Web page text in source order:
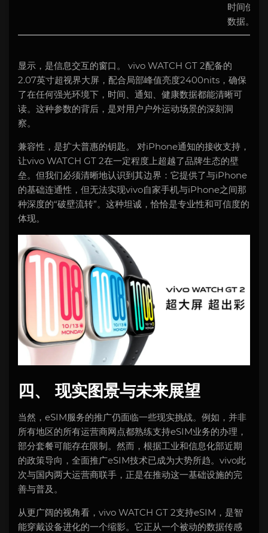
时间使用
数据。
显示，是信息交互的窗口。 vivo WATCH GT 2配备的
2.07英寸超视界大屏，配合局部峰值亮度2400nits，确保
了在任何强光环境下，时间、通知、健康数据都能清晰可
读。这种参数的背后，是对用户户外运动场景的深刻洞
察。
兼容性，是扩大普惠的钥匙。 对iPhone通知的接收支持，
让vivo WATCH GT 2在一定程度上超越了品牌生态的壁
垒。但我们必须清晰地认识到其边界：它提供了与iPhone
的基础连通性，但无法实现vivo自家手机与iPhone之间那
种深度的“破壁流转”。这种坦诚，恰恰是专业性和可信度的
体现。
四、 现实图景与未来展望
当然，eSIM服务的推广仍面临一些现实挑战。例如，并非
所有地区的所有运营商网点都熟练支持eSIM业务的办理，
部分套餐可能存在限制。然而，根据工业和信息化部近期
的政策导向，全面推广eSIM技术已成为大势所趋。vivo此
次与国内两大运营商联手，正是在推动这一基础设施的完
善与普及。
从更广阔的视角看，vivo WATCH GT 2支持eSIM，是智
能穿戴设备进化的一个缩影。它正从一个被动的数据传感